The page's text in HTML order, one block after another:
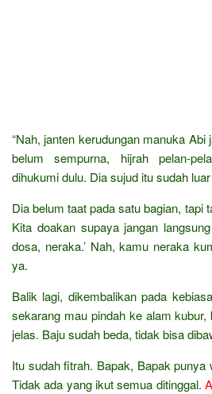
“Nah, janten kerudungan manuka
belum sempurna, hijrah pelan-
dihukumi dulu. Dia sujud itu sudah
Dia belum taat pada satu bagian, tapi
Kita doakan supaya jangan
dosa, neraka.’ Nah, kamu neraka
ya.
Balik lagi, dikembalikan pada
sekarang mau pindah ke alam
jelas. Baju sudah beda, tidak bisa
Itu sudah fitrah. Bapak, Bapak punya
Tidak ada yang ikut semua ditinggal.